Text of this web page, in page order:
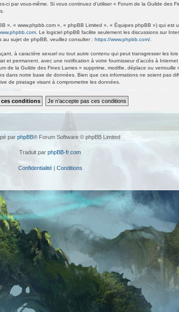
par vous-même. Si vous continuez d’utiliser « Forum de la Guilde
« www.phpbb.com », « phpBB Limited », « Équipes phpBB ») qui est
. Le logiciel phpBB facilite seulement les discussions sur
au sujet de phpBB, veuillez consulter : https://www.phpbb.com/
à caractère sexuel ou tout autre contenu qui peut transgresser les
permanent, avec une notification à votre fournisseur d’accès à
la Guilde des Fines Lames » supprime, modifie, déplace ou verrouille
notre base de données. Bien que ces informations ne soient pas
de piratage visant à compromettre les données.
par phpBB® Forum Software © phpBB Limited
Traduit par phpBB-fr.com
Confidentialité| Conditions